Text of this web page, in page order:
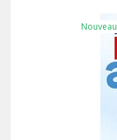
Nouveau